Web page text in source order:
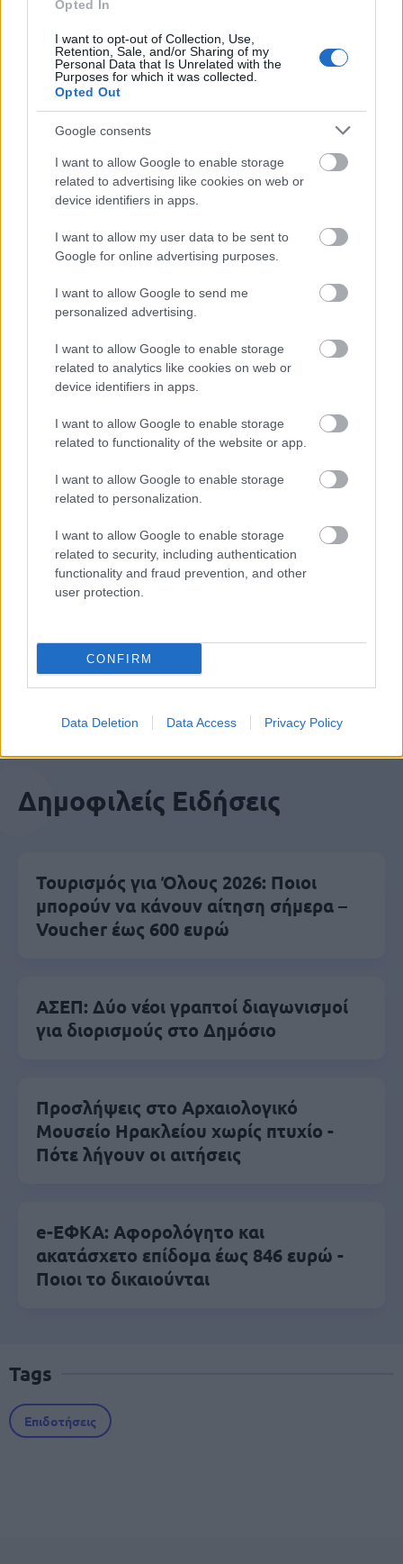
Opted In
I want to opt-out of Collection, Use,
Retention, Sale, and/or Sharing of my
Personal Data that Is Unrelated with the
Purposes for which it was collected.
Opted Out
Google consents
I want to allow Google to enable storage
related to advertising like cookies on web or
device identifiers in apps.
I want to allow my user data to be sent to
Google for online advertising purposes.
I want to allow Google to send me
personalized advertising.
I want to allow Google to enable storage
related to analytics like cookies on web or
device identifiers in apps.
I want to allow Google to enable storage
related to functionality of the website or app.
I want to allow Google to enable storage
related to personalization.
I want to allow Google to enable storage
related to security, including authentication
functionality and fraud prevention, and other
user protection.
CONFIRM
Data Deletion Data Access Privacy Policy
Αφορά επιχειρηματικά σχέδια προϋπολογισμού
από 200.001€ έως 1.200.000€.
Η Δέσμη Δράσεων «Ψηφιακός Μετασχηματισμός
ΜμΕ» συγχρηματοδοτείται από το Ευρωπαϊκό
Ταμείο Περιφερειακής Ανάπτυξης (ΕΤΠΑ) της
Ευρωπαϊκής Ένωσης και από εθνικούς πόρους.
ΑΣΕΠ: Πιστοποίηση Αγγλικών σε
ΑΣΕΠ: Εξ αποστάσεως η πιο Εύκολη
Πιστοποίηση Υπολογιστών σε 2
ειδήσεις.
Βάλε το proson.gr στα αποτελέσματα
αναζήτησης της Google
Δημοφιλείς Ειδήσεις
Τουρισμός για Όλους 2026: Ποιοι
μπορούν να κάνουν αίτηση σήμερα –
Voucher έως 600 ευρώ
ΑΣΕΠ: Δύο νέοι γραπτοί διαγωνισμοί
για διορισμούς στο Δημόσιο
Προσλήψεις στο Αρχαιολογικό
Μουσείο Ηρακλείου χωρίς πτυχίο -
Πότε λήγουν οι αιτήσεις
e-ΕΦΚΑ: Αφορολόγητο και
ακατάσχετο επίδομα έως 846 ευρώ -
Ποιοι το δικαιούνται
Tags
Επιδοτήσεις